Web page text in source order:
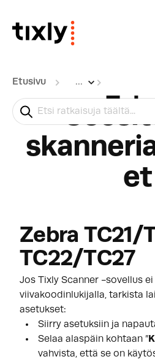
Etusivu ...
et
Zebra TC21/
TC22/TC27
Jos Tixly Scanner -sovellus ei
viivakoodinlukijalla, tarkista
asetukset:
Siirry asetuksiin ja
Selaa alaspäin kohtaan ”
vahvista, että se on